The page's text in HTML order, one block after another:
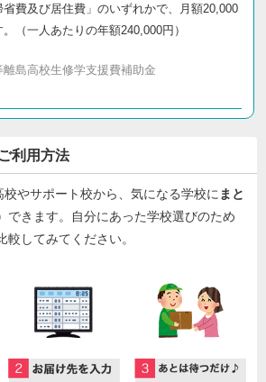
省費及び居住費」のいずれかで、月額20,000
（一人あたりの年額240,000円）
島高校生修学支援費補助金
利用方法
やサポート校から、気になる学校に まと
できます。自分にあった学校選びのため
してみてください。